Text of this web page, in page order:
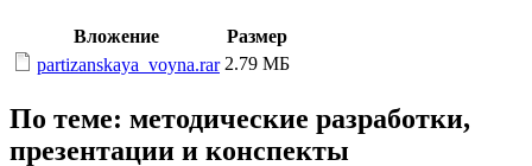
Вложение
Размер
partizanskaya_voyna.rar 2.79 МБ
По теме: методические разработки,
презентации и конспекты